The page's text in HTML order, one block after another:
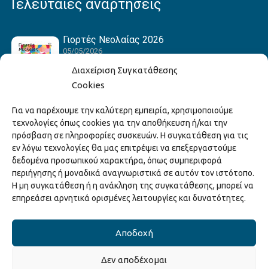
Διαχείριση Συγκατάθεσης
Cookies
Για να παρέχουμε την καλύτερη εμπειρία, χρησιμοποιούμε
τεχνολογίες όπως cookies για την αποθήκευση ή/και την
πρόσβαση σε πληροφορίες συσκευών. Η συγκατάθεση για τις
εν λόγω τεχνολογίες θα μας επιτρέψει να επεξεργαστούμε
δεδομένα προσωπικού χαρακτήρα, όπως συμπεριφορά
περιήγησης ή μοναδικά αναγνωριστικά σε αυτόν τον ιστότοπο.
Η μη συγκατάθεση ή η ανάκληση της συγκατάθεσης, μπορεί να
επηρεάσει αρνητικά ορισμένες λειτουργίες και δυνατότητες.
Αποδοχή
Δεν αποδέχομαι
Τελευταίες αναρτήσεις
Γιορτές Νεολαίας 2026
05/05/2026
Hack the Match: Γνωρίζοντας τα Αμερικανικά
Αθλήματα! Δημιουργώντας το Δικό σου
Game Story!
22/04/2026
Ξάνθη – Πόλις Ονείρων Μουσικών Σχολείων
2026
15/04/2026